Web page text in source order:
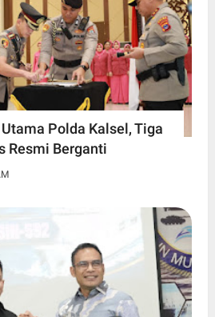
Polda Kalsel, Tiga
Resmi Berganti